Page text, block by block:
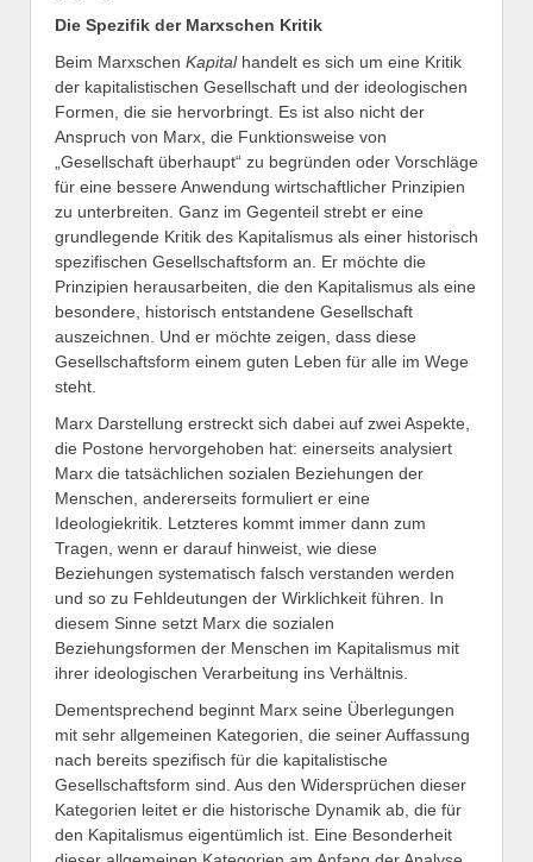
Die Spezifik der Marxschen Kritik
Beim Marxschen Kapitalhandelt es sich um eine Kritik
der kapitalistischen Gesellschaft und der ideologischen
Formen, die sie hervorbringt. Es ist also nicht der
Anspruch von Marx, die Funktionsweise von
„Gesellschaft überhaupt“ zu begründen oder Vorschläge
für eine bessere Anwendung wirtschaftlicher Prinzipien
zu unterbreiten. Ganz im Gegenteil strebt er eine
grundlegende Kritik des Kapitalismus als einer historisch
spezifischen Gesellschaftsform an. Er möchte die
Prinzipien herausarbeiten, die den Kapitalismus als eine
besondere, historisch entstandene Gesellschaft
auszeichnen. Und er möchte zeigen, dass diese
Gesellschaftsform einem guten Leben für alle im Wege
steht.
Marx Darstellung erstreckt sich dabei auf zwei Aspekte,
die Postone hervorgehoben hat: einerseits analysiert
Marx die tatsächlichen sozialen Beziehungen der
Menschen, andererseits formuliert er eine
Ideologiekritik. Letzteres kommt immer dann zum
Tragen, wenn er darauf hinweist, wie diese
Beziehungen systematisch falsch verstanden werden
und so zu Fehldeutungen der Wirklichkeit führen. In
diesem Sinne setzt Marx die sozialen
Beziehungsformen der Menschen im Kapitalismus mit
ihrer ideologischen Verarbeitung ins Verhältnis.
Dementsprechend beginnt Marx seine Überlegungen
mit sehr allgemeinen Kategorien, die seiner Auffassung
nach bereits spezifisch für die kapitalistische
Gesellschaftsform sind. Aus den Widersprüchen dieser
Kategorien leitet er die historische Dynamik ab, die für
den Kapitalismus eigentümlich ist. Eine Besonderheit